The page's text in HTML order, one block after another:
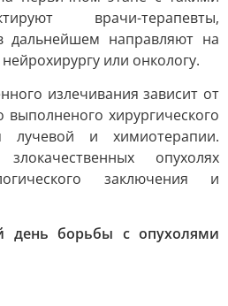
врачи-терапевты,
дальнейшем направляют на
или онкологу.
излечивания зависит от
хирургического
лучевой и химиотерапии.
опухолях
заключения и
борьбы с опухолями